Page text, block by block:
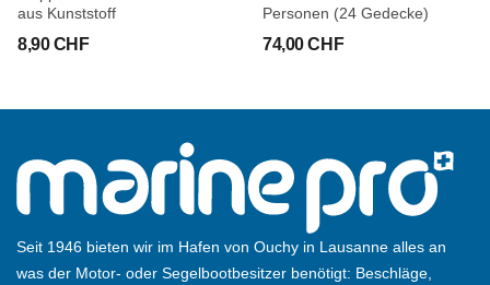
aus Kunststoff
8,90 CHF
Personen (24 Gedecke)
74,00 CHF
Seit 1946 bieten wir im Hafen von Ouchy in Lausanne alles an
was der Motor- oder Segelbootbesitzer benötigt: Beschläge,